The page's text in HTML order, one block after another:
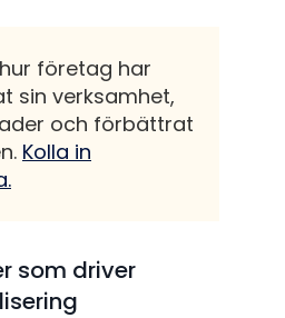
företag har
sin verksamhet,
och förbättrat
Kolla in
som driver